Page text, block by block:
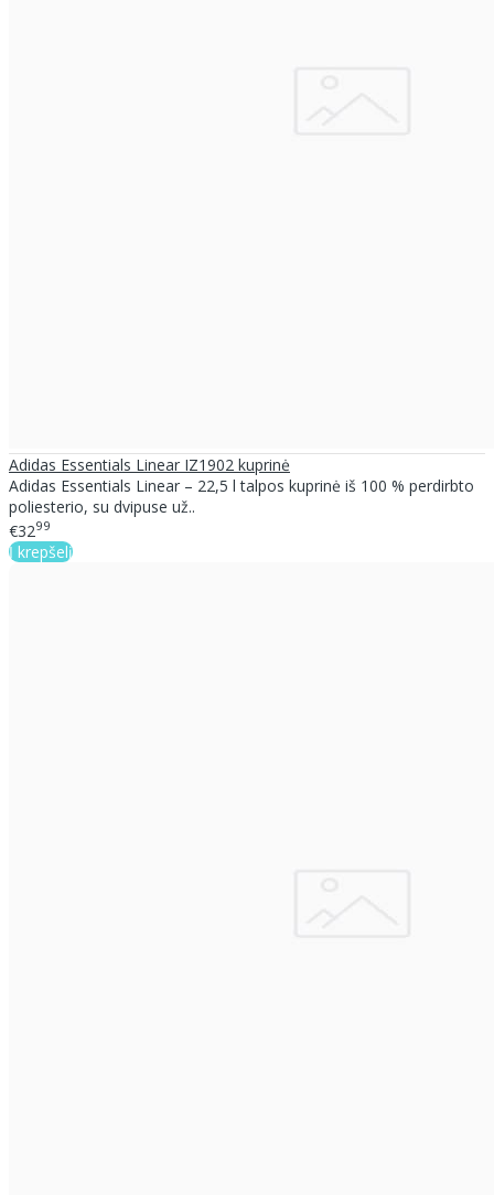
Adidas Essentials Linear IZ1902 kuprinė
Adidas Essentials Linear – 22,5 l talpos kuprinė iš 100 % perdirbto
poliesterio, su dvipuse už..
€3299
Į krepšelį